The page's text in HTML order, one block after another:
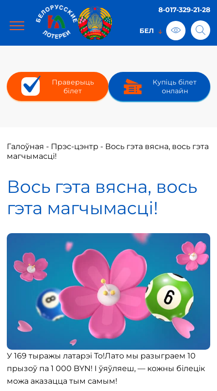
8-017-329-21-28
Праверыць
білет
Купіць білет
онлайн
Галоўная - Прэс-цэнтр - Вось гэта вясна, вось гэта
магчымасці!
Вось гэта вясна, вось
гэта магчымасці!
У 169 тыражы латарэі То!Лато мы разыграем 10
прызоў па 1 000 BYN! І ўяўляеш, — кожны білецік
можа аказацца тым самым!